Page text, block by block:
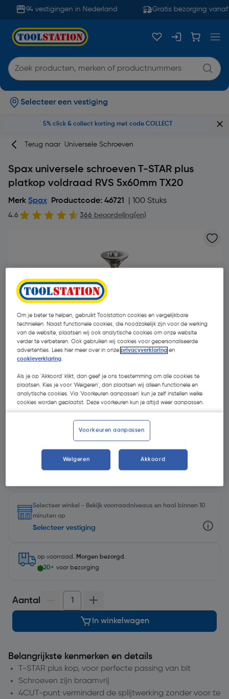
94 vestigingen in Nederland Gratis bezorging vanaf
Selecteer een vestiging
5% click & collect korting met code COLLECT
Terug naar Universele Schroeven
Spax universele schroeven T-STAR plus
platkop voldraad RVS 5x60mm TX20
Merk Spax Productcode: 46721 | 100 Stuks
4.6 366 beoordeling(en)
€ 23,31
Kies productvariant(39)
Selecteer winkel - Bekijk voorraadniveaus en haal binnen 10
minuten op
Selecteer vestiging
op voorraad. Morgen bezorgd .
20+ voor bezorging
Aantal
In winkelwagen
Belangrijkste kenmerken en details
T-STAR plus kop, voor perfecte passing van bit
Schroeven zijn braamvrij
4CUT-punt verminderd de splijtwerking zonder voor te
Om je beter te helpen, gebruikt Toolstation cookies en vergelijkbare
technieken. Naast functionele cookies, die noodzakelijk zijn voor de werking
van de website, plaatsen wij ook analytische cookies om onze website
verder te verbeteren. Ook gebruiken wij cookies voor gepersonaliseerde
advertenties. Lees hier meer over in onzeprivacyverklaring en
cookieverklaring.
Als je op 'Akkoord' klikt, dan geef je ons toestemming om alle cookies te
plaatsen. Kies je voor 'Weigeren', dan plaatsen wij alleen functionele en
analytische cookies. Via 'Voorkeuren aanpassen' kun je zelf instellen welke
cookies worden geplaatst. Deze voorkeuren kun je altijd weer aanpassen.
Voorkeuren aanpassen
Weigeren Akkoord